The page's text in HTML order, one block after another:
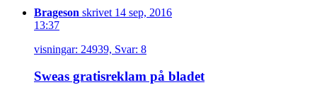
Brageson skrivet 14 sep, 2016
13:37
visningar: 24939, Svar: 8
Sweas gratisreklam på bladet